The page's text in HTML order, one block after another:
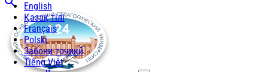
English
Қазақ тілі
Français
Polski
Забони тоҷикӣ
Tiếng Việt